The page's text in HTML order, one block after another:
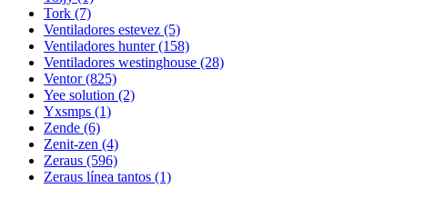
Tork (7)
Ventiladores estevez (5)
Ventiladores hunter (158)
Ventiladores westinghouse (28)
Ventor (825)
Yee solution (2)
Yxsmps (1)
Zende (6)
Zenit-zen (4)
Zeraus (596)
Zeraus línea tantos (1)